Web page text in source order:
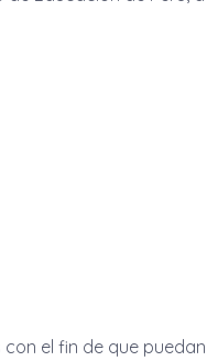
el fin de que